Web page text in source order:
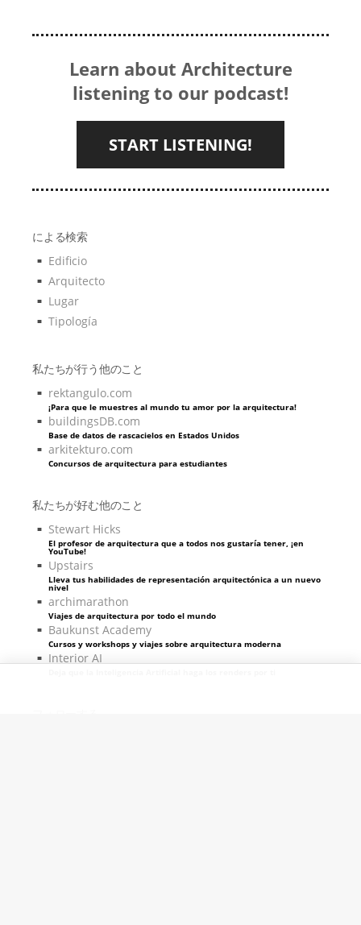
Learn about Architecture
listening to our podcast!
START LISTENING!
による検索
Edificio
Arquitecto
Lugar
Tipología
私たちが行う他のこと
rektangulo.com
¡Para que le muestres al mundo tu amor por la arquitectura!
buildingsDB.com
Base de datos de rascacielos en Estados Unidos
arkitekturo.com
Concursos de arquitectura para estudiantes
私たちが好む他のこと
Stewart Hicks
El profesor de arquitectura que a todos nos gustaría tener, ¡en
YouTube!
Upstairs
Lleva tus habilidades de representación arquitectónica a un nuevo
nivel
archimarathon
Viajes de arquitectura por todo el mundo
Baukunst Academy
Cursos y workshops y viajes sobre arquitectura moderna
Interior AI